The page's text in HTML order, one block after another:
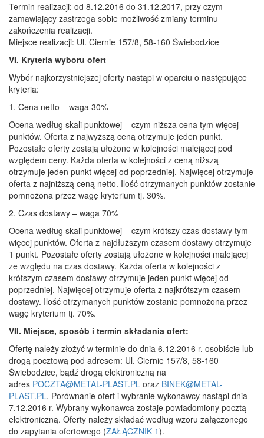
Termin realizacji: od 8.12.2016 do 31.12.2017, przy czym
zamawiający zastrzega sobie możliwość zmiany terminu
zakończenia realizacji.
Miejsce realizacji: Ul. Ciernie 157/8, 58-160 Świebodzice
VI. Kryteria wyboru ofert
Wybór najkorzystniejszej oferty nastąpi w oparciu o następujące
kryteria:
1. Cena netto – waga 30%
Ocena według skali punktowej – czym niższa cena tym więcej
punktów. Oferta z najwyższą ceną otrzymuje jeden punkt.
Pozostałe oferty zostają ułożone w kolejności malejącej pod
względem ceny. Każda oferta w kolejności z ceną niższą
otrzymuje jeden punkt więcej od poprzedniej. Najwięcej otrzymuje
oferta z najniższą ceną netto. Ilość otrzymanych punktów zostanie
pomnożona przez wagę kryterium tj. 30%.
2. Czas dostawy – waga 70%
Ocena według skali punktowej – czym krótszy czas dostawy tym
więcej punktów. Oferta z najdłuższym czasem dostawy otrzymuje
1 punkt. Pozostałe oferty zostają ułożone w kolejności malejącej
ze względu na czas dostawy. Każda oferta w kolejności z
krótszym czasem dostawy otrzymuje jeden punkt więcej od
poprzedniej. Najwięcej otrzymuje oferta z najkrótszym czasem
dostawy. Ilość otrzymanych punktów zostanie pomnożona przez
wagę kryterium tj. 70%.
VII. Miejsce, sposób i termin składania ofert:
Ofertę należy złożyć w terminie do dnia 6.12.2016 r. osobiście lub
drogą pocztową pod adresem: Ul. Ciernie 157/8, 58-160
Świebodzice, bądź drogą elektroniczną na
adres POCZTA@METAL-PLAST.PL oraz BINEK@METAL-
PLAST.PL. Porównanie ofert i wybranie wykonawcy nastąpi dnia
7.12.2016 r. Wybrany wykonawca zostaje powiadomiony pocztą
elektroniczną. Oferty należy składać według wzoru załączonego
do zapytania ofertowego (ZAŁĄCZNIK 1).